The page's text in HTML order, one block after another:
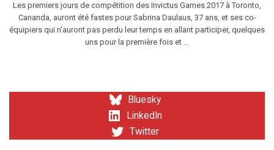
Les premiers jours de compétition des Invictus Games 2017 à Toronto,
Cananda, auront été fastes pour Sabrina Daulaus, 37 ans, et ses co-
équipiers qui n'auront pas perdu leur temps en allant participer, quelques
uns pour la première fois et ...
Bluesky
LinkedIn
Twitter